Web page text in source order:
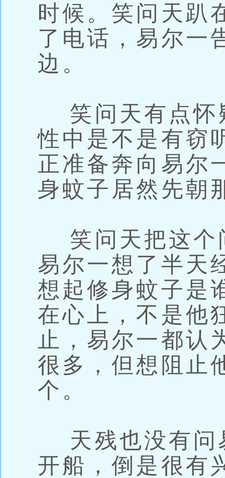
时候。笑问天趴
了电话，易尔一
边。
笑问天有点怀
性中是不是有窃
正准备奔向易尔
身蚊子居然先朝
笑问天把这个
易尔一想了半天
想起修身蚊子是
在心上，不是他
止，易尔一都认
很多，但想阻止
个。
天残也没有问
开船，倒是很有